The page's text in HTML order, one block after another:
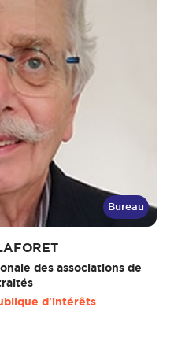
Bureau
des associations de
d'intérêts